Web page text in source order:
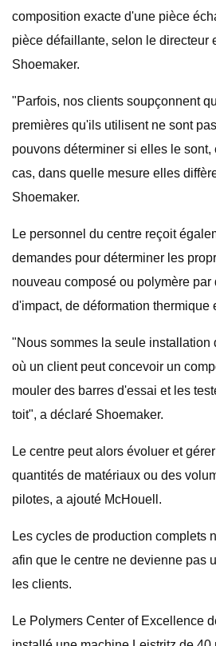
composition exacte d'une pièce
pièce défaillante, selon le directeur
Shoemaker.
"Parfois, nos clients soupçonnent
premières qu'ils utilisent ne sont
pouvons déterminer si elles le sont,
cas, dans quelle mesure elles
Shoemaker.
Le personnel du centre reçoit
demandes pour déterminer les
nouveau composé ou polymère par
d'impact, de déformation thermique
"Nous sommes la seule installation
où un client peut concevoir un
mouler des barres d'essai et les
toit", a déclaré Shoemaker.
Le centre peut alors évoluer et
quantités de matériaux ou des
pilotes, a ajouté McHouell.
Les cycles de production complets
afin que le centre ne devienne pas
les clients.
Le Polymers Center of Excellence